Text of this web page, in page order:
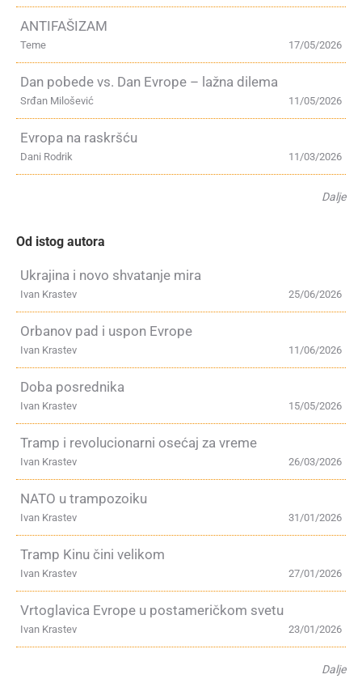
ANTIFAŠIZAM
17/05/2026
Teme
Dan pobede vs. Dan Evrope – lažna dilema
11/05/2026
Srđan Milošević
Evropa na raskršću
11/03/2026
Dani Rodrik
Dalje
Od istog autora
Ukrajina i novo shvatanje mira
25/06/2026
Ivan Krastev
Orbanov pad i uspon Evrope
11/06/2026
Ivan Krastev
Doba posrednika
15/05/2026
Ivan Krastev
Tramp i revolucionarni osećaj za vreme
26/03/2026
Ivan Krastev
NATO u trampozoiku
31/01/2026
Ivan Krastev
Tramp Kinu čini velikom
27/01/2026
Ivan Krastev
Vrtoglavica Evrope u postameričkom svetu
23/01/2026
Ivan Krastev
Dalje